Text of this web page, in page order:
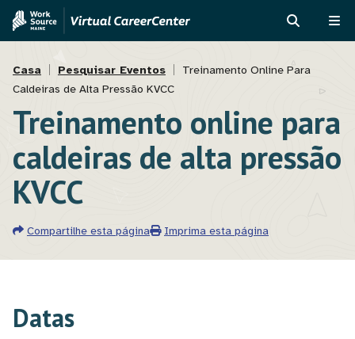
Passar
para
conteúdo
principal
Skip
Assistant
Navegação
estrutural
Casa Pesquisar Eventos
Treinamento Online Para
Caldeiras de Alta Pressão KVCC
Treinamento online para
caldeiras de alta pressão
KVCC
Compartilhe esta página Imprima esta página
Datas